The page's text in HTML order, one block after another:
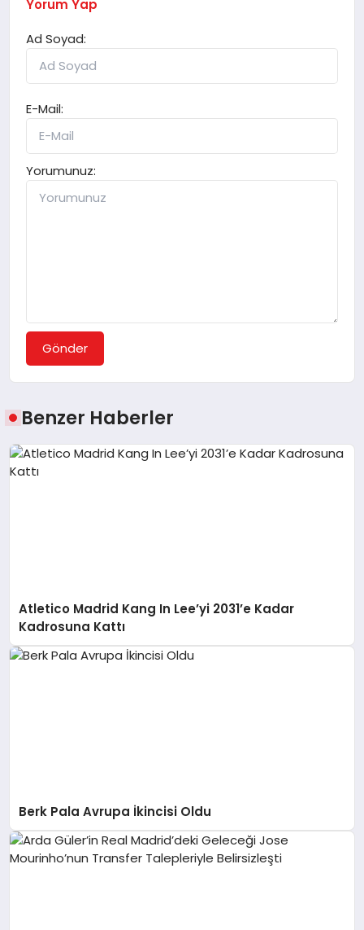
Yorum Yap
Ad Soyad:
E-Mail:
Yorumunuz:
Gönder
Benzer Haberler
Atletico Madrid Kang In Lee’yi 2031’e Kadar
Kadrosuna Kattı
Berk Pala Avrupa İkincisi Oldu